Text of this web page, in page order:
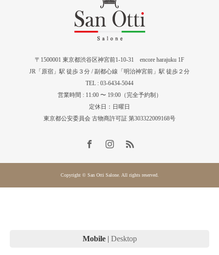
〒1500001 東京都渋谷区神宮前1-10-31 encore harajuku 1F
JR「原宿」駅 徒歩３分 / 副都心線「明治神宮前」駅 徒歩２分
TEL : 03-6434-5044
営業時間 : 11:00 〜 19:00（完全予約制）
定休日：日曜日
東京都公安委員会 古物商許可証 第303322009168号
Copyright © San Otti Salone. All rights reserved.
Mobile| Desktop